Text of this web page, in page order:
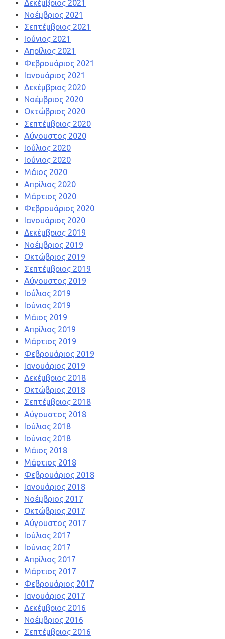
Δεκέμβριος 2021
Νοέμβριος 2021
Σεπτέμβριος 2021
Ιούνιος 2021
Απρίλιος 2021
Φεβρουάριος 2021
Ιανουάριος 2021
Δεκέμβριος 2020
Νοέμβριος 2020
Οκτώβριος 2020
Σεπτέμβριος 2020
Αύγουστος 2020
Ιούλιος 2020
Ιούνιος 2020
Μάιος 2020
Απρίλιος 2020
Μάρτιος 2020
Φεβρουάριος 2020
Ιανουάριος 2020
Δεκέμβριος 2019
Νοέμβριος 2019
Οκτώβριος 2019
Σεπτέμβριος 2019
Αύγουστος 2019
Ιούλιος 2019
Ιούνιος 2019
Μάιος 2019
Απρίλιος 2019
Μάρτιος 2019
Φεβρουάριος 2019
Ιανουάριος 2019
Δεκέμβριος 2018
Οκτώβριος 2018
Σεπτέμβριος 2018
Αύγουστος 2018
Ιούλιος 2018
Ιούνιος 2018
Μάιος 2018
Μάρτιος 2018
Φεβρουάριος 2018
Ιανουάριος 2018
Νοέμβριος 2017
Οκτώβριος 2017
Αύγουστος 2017
Ιούλιος 2017
Ιούνιος 2017
Απρίλιος 2017
Μάρτιος 2017
Φεβρουάριος 2017
Ιανουάριος 2017
Δεκέμβριος 2016
Νοέμβριος 2016
Σεπτέμβριος 2016